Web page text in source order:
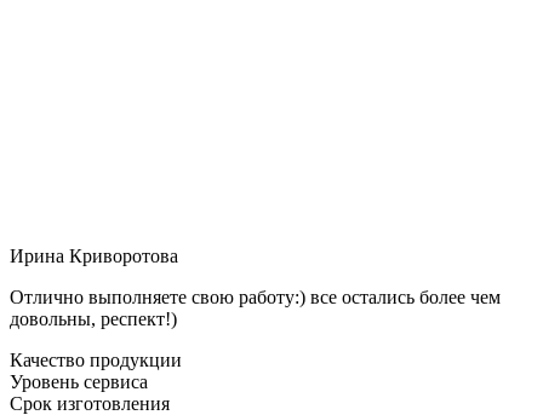
Ирина Криворотова
Отлично выполняете свою работу:) все остались более чем
довольны, респект!)
Качество продукции
Уровень сервиса
Срок изготовления